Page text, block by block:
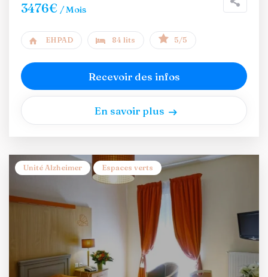
3476€ / Mois
EHPAD 84 lits 5/5
Recevoir des infos
En savoir plus
Unité Alzheimer Espaces verts